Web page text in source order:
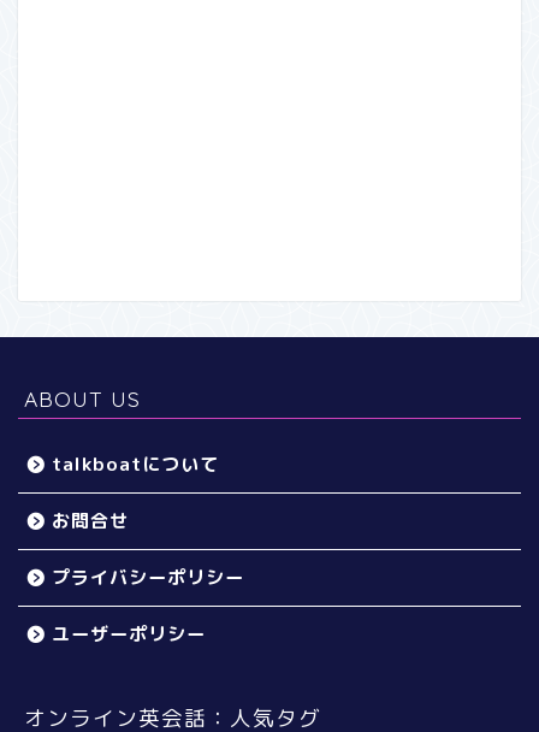
ABOUT US
talkboatについて
お問合せ
プライバシーポリシー
ユーザーポリシー
オンライン英会話：人気タグ